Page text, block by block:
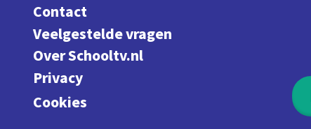
Contact
Veelgestelde vragen
Over Schooltv.nl
Privacy
Cookies